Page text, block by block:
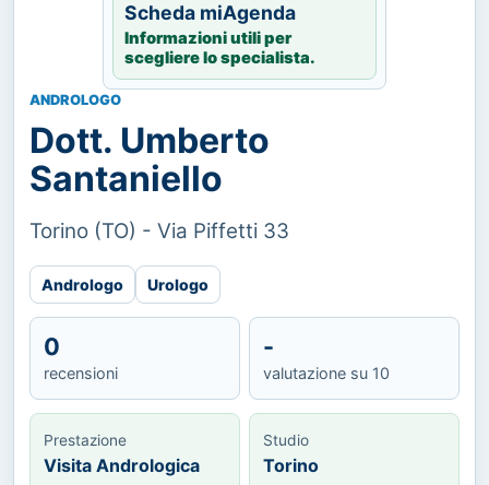
Scheda miAgenda
Informazioni utili per
scegliere lo specialista.
ANDROLOGO
Dott. Umberto
Santaniello
Torino (TO) - Via Piffetti 33
Andrologo Urologo
0
recensioni
-
valutazione su 10
Prestazione
Visita Andrologica
Studio
Torino